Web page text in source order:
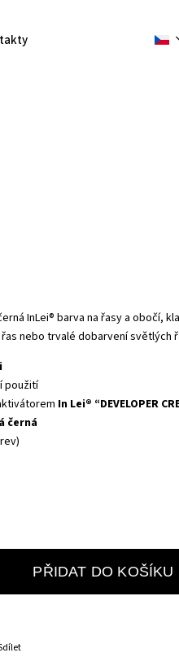
InLei® barva na řasy a obočí,
nebo trvalé dobarvení světlých
použití
In Lei® “DEVELOPER
černá
PŘIDAT DO KOŠÍKU